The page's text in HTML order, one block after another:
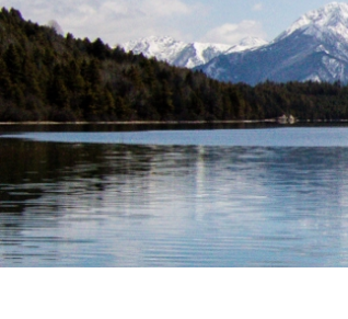
यामलाल कडेलज्यूबाट
नेपाली